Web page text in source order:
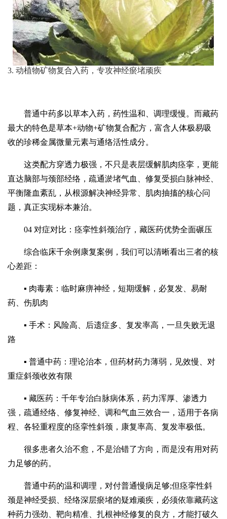
3. 动植物矿物复合入药，专攻神经瘀堵顽疾
普通中药多以草本入药，药性温和、调理缓慢。而藏药
最大的特色是草本+动物+矿物复合配方，富含人体极易吸
收的珍稀金属微量元素与通络活性成分。
这类配方穿透力极强，不只是表层缓解肌肉痉挛，更能
直达脑部与颈部经络，疏通淤堵气血、修复受损白脉神经、
平衡隆血紊乱，从根源解决神经异常、肌肉抽搐的核心问
题，真正实现标本兼治。
04 对症对比：痉挛性斜颈治疗，藏医药优势全面碾压
综合临床千余例康复案例，我们可以清晰看出三者的核
心差距：
▪ 肉毒素：临时麻痹神经，短期缓解，必复发、易耐
药、伤肌肉
▪ 手术：风险高、后遗症多、复发率高，一旦失败无退
路
▪ 普通中药：理论治本，但药材药力薄弱，见效慢、对
重症斜颈收效有限
▪ 藏医药：千年专治白脉病体系，药力浑厚、渗透力
强，疏通经络、修复神经、调和气血三效合一，适用于各病
程、各轻重程度的痉挛性斜颈，康复率高、复发率极低。
很多患者久治不愈，不是治错了方向，而是没有用对药
力足够的药。
普通中药的温和调理，对付普通慢病足够;但痉挛性斜
颈是神经受损、经络深层瘀堵的疑难顽疾，必须依靠藏药这
种药力强劲、靶向精准、扎根神经修复的良方，才能打破久